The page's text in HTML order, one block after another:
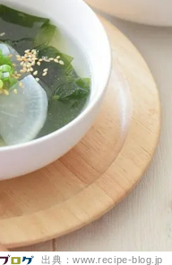
出典：www.recipe-blog.jp